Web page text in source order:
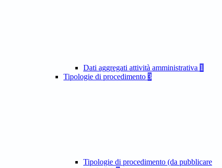
Dati aggregati attività amministrativa 1
Tipologie di procedimento 3
Tipologie di procedimento (da pubblicare